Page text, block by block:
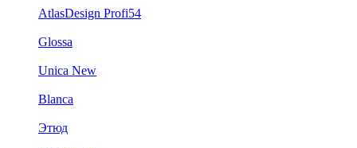
AtlasDesign Profi54
Glossa
Unica New
Blanca
Этюд